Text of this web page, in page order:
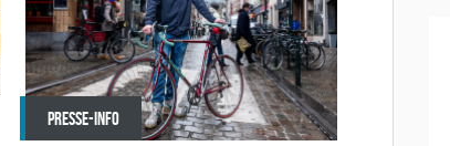
PRESSE-INFO